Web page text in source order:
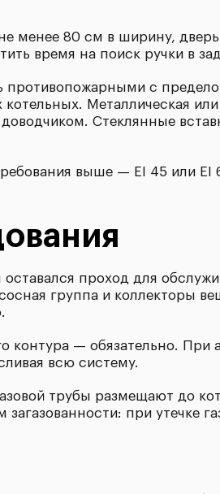
менее 80 см в ширину,
время на поиск ручки в
противопожарными с
Металлическая
Стеклянные
выше — EI 45 или EI
проход для
группа и коллекторы
контура — обязательно. При
всю систему.
трубы размещают до
при утечке